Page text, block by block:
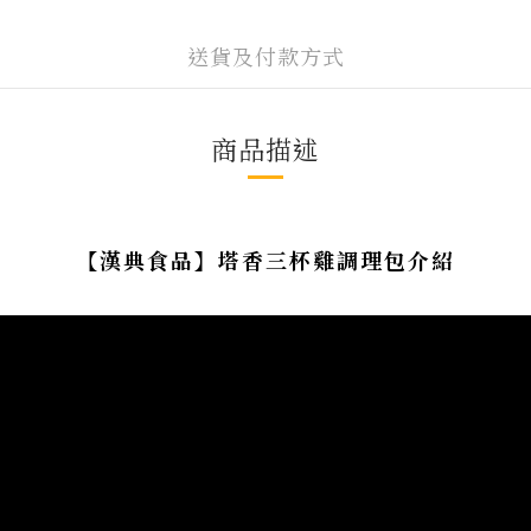
送貨及付款方式
商品描述
【漢典食品】塔香三杯雞調理包介紹